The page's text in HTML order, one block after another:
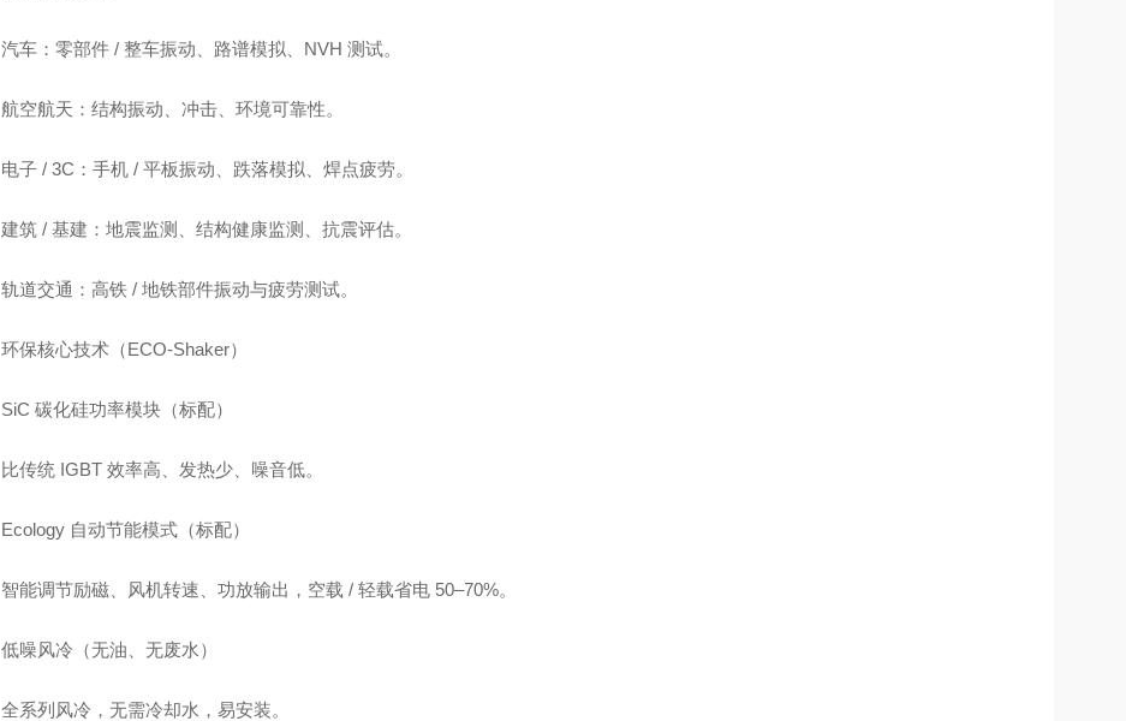
汽车：零部件 / 整车振动、路谱模拟、NVH 测试。
航空航天：结构振动、冲击、环境可靠性。
电子 / 3C：手机 / 平板振动、跌落模拟、焊点疲劳。
建筑 / 基建：地震监测、结构健康监测、抗震评估。
轨道交通：高铁 / 地铁部件振动与疲劳测试。
环保核心技术（ECO-Shaker）
SiC 碳化硅功率模块（标配）
比传统 IGBT 效率高、发热少、噪音低。
Ecology 自动节能模式（标配）
智能调节励磁、风机转速、功放输出，空载 / 轻载省电 50–70%。
低噪风冷（无油、无废水）
全系列风冷，无需冷却水，易安装。